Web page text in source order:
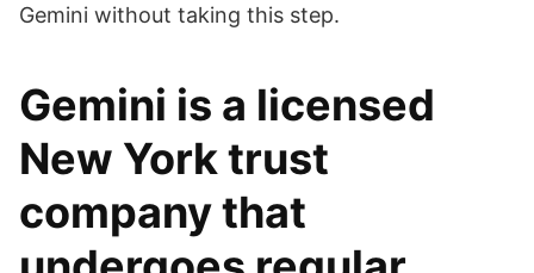
Gemini without taking this step.
Gemini is a licensed
New York trust
company that